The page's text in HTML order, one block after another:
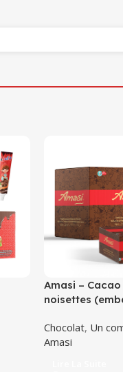
Amasi –
noisettes
Chocolat, Un
Amasi